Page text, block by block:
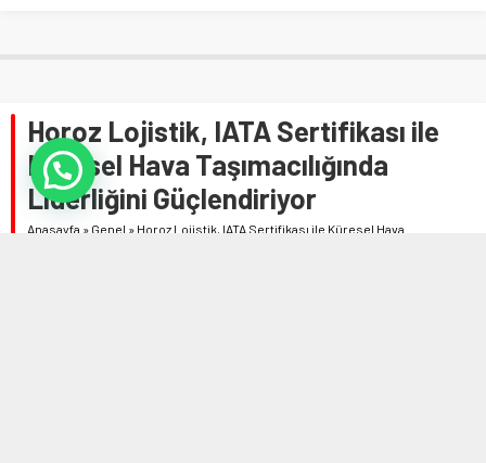
Horoz Lojistik, IATA Sertifikası ile
Küresel Hava Taşımacılığında
Liderliğini Güçlendiriyor
Anasayfa » Genel » Horoz Lojistik, IATA Sertifikası ile Küresel Hava